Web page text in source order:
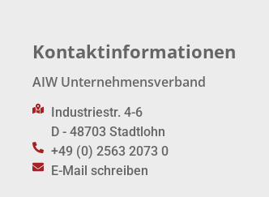
Kontaktinformationen
AIW Unternehmensverband
Industriestr. 4-6
D - 48703 Stadtlohn
+49 (0) 2563 2073 0
E-Mail schreiben